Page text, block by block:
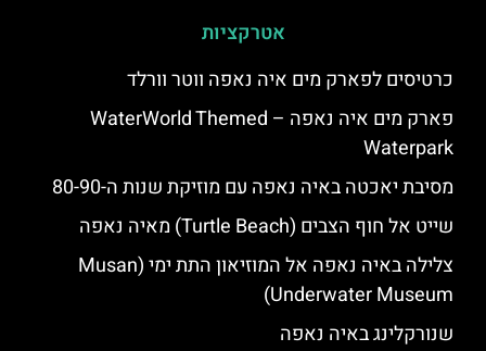
אטרקציות
כרטיסים לפארק מים איה נאפה ווטר וורלד
פארק מים איה נאפה – ‪‪WaterWorld Themed
Waterpark‬‬
מסיבת יאכטה באיה נאפה עם מוזיקת שנות ה-80-90
שייט אל חוף הצבים (Turtle Beach) מאיה נאפה
צלילה באיה נאפה אל המוזיאון התת ימי (Musan
Underwater Museum)
שנורקלינג באיה נאפה